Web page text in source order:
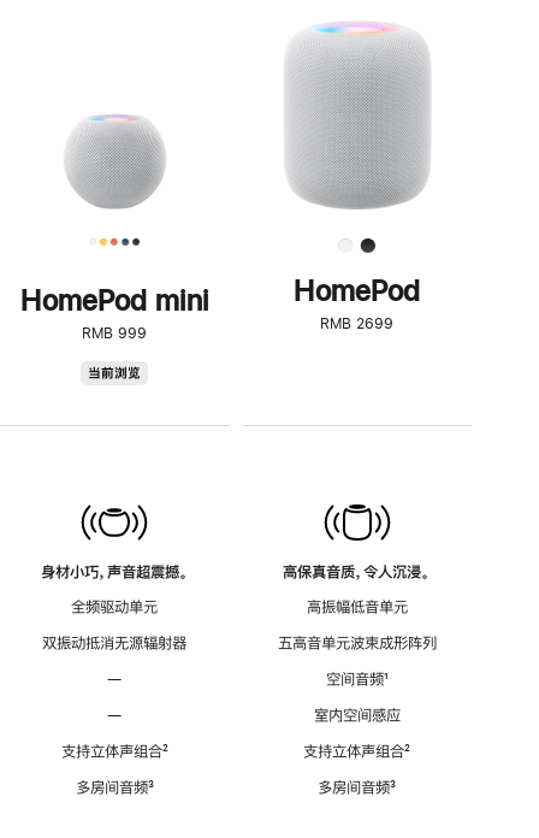
HomePod mini
RMB 999
当前浏览
身材小巧，声音超震撼。
全频驱动单元
双振动抵消无源辐射器
—
—
支持立体声组合脚
²
多房间音频脚
³
步
了
解
HomePod<
HomePod
RMB 2699
高保真音质，令人沉浸。
高振幅低音单元
五高音单元波束成形阵列
空间音频脚
¹
室内空间感应
支持立体声组合脚
²
多房间音频脚
³